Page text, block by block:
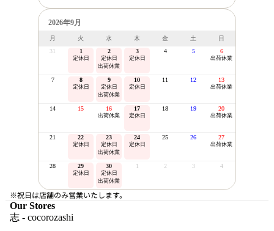
2026年9月
月 火 水 木 金 土
日
31
1
定休日
2
定休日
出荷休業
3
定休日
4 5 6
出荷休業
7 8
定休日
9
定休日
出荷休業
10
定休日
11 12 13
出荷休業
14 15 16
出荷休業
17
定休日
18 19 20
出荷休業
21 22
定休日
23
定休日
出荷休業
24
定休日
25 26 27
出荷休業
28 29
定休日
30
定休日
出荷休業
1 2 3 4
※祝日は店舗のみ営業いたします。
Our Stores
志 - cocorozashi